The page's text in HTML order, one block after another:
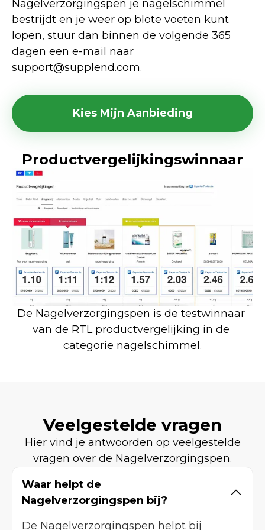
Nagelverzorgingspen je nagelschimmel
bestrijdt en je weer op blote voeten kunt
lopen, stuur dan binnen de volgende 365
dagen een e-mail naar
support@supplend.com.
Kies Mijn Aanbieding
Productvergelijkingswinnaar
De Nagelverzorgingspen is de testwinnaar
van de RTL productvergelijking in de
categorie nagelschimmel.
Veelgestelde vragen
Hier vind je antwoorden op veelgestelde
vragen over de Nagelverzorgingspen.
Waar helpt de
Nagelverzorgingspen bij?
De Nagelverzorgingspen helpt bij